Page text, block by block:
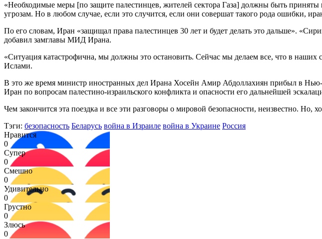
«Необходимые меры [по защите палестинцев, жителей сектора Газа] должны быть
угрозам. Но в любом случае, если это случится, если они совершат такого рода ошибки,
По его словам, Иран «защищал права палестинцев 30 лет и будет делать это дальше».
добавил замглавы МИД Ирана.
«Ситуация катастрофична, мы должны это остановить. Сейчас мы делаем все, что в
Ислами.
В это же время министр иностранных дел Ирана Хосейн Амир Абдоллахиян прибыл в
Иран по вопросам палестино-израильского конфликта и опасности его дальнейшей
Чем закончится эта поездка и все эти разговоры о мировой безопасности, неизвестно. Но,
Тэги: безопасность Беларусь война в Израиле война в Украине Россия
Нравится
0
Супер
0
Смешно
0
Удивительно
0
Грустно
0
Злюсь
0